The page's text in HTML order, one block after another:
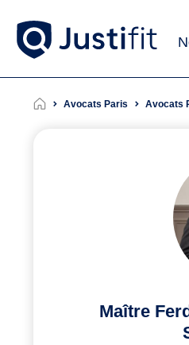
Avocats Paris Avocats
Maître